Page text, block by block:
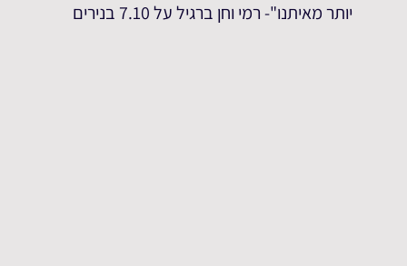
יותר מאיתנו"- רמי וחן ברגיל על 7.10 בנירים